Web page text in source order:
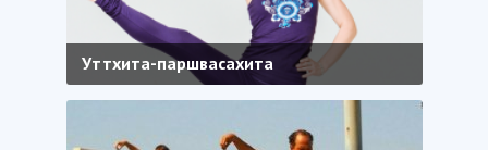
Уттхита-паршвасахита